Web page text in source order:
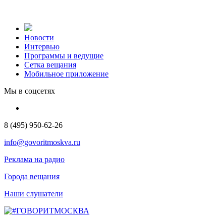
Новости
Интервью
Программы и ведущие
Сетка вещания
Мобильное приложение
Мы в соцсетях
8 (495) 950-62-26
info@govoritmoskva.ru
Реклама на радио
Города вещания
Наши слушатели